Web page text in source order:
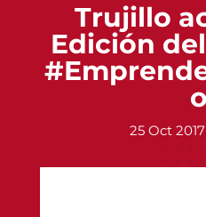
Trujillo
Edición
o
25 Oct 2017